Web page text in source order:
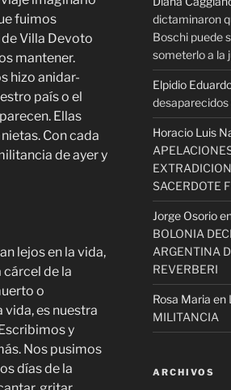
fuimos
Villa Devoto
mantener.
hizo anidar-
país o el
Ellas
Con cada
de ayer y
lejos en la vida,
de la
o
es nuestra
y
Nos pusimos
días de la
dictaminaron
Boschi puede
someterlo a la
Elpidio
desaparecidos
Horacio Luis
SACERDOTE
Jorge Osorio
BOLONIA
ARGENTINA
REVERBERI
Rosa Maria en
MILITANCIA
ARCHIVOS